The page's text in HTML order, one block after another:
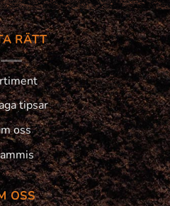
RÄTT
tipsar
oss
OSS